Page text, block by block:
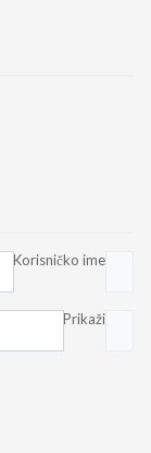
Korisničko ime
Prikaži